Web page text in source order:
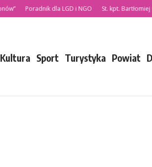
Poradnik dla LGD i NGO St. kpt. Bartłomiej
Kultura Sport Turystyka Powiat